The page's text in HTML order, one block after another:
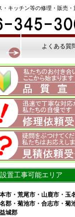
キッチン等の修理・販売・
よくある質
工事可能エリア
市・荒尾市・山鹿市・玉
郡・菊池市・合志市・菊
城郡